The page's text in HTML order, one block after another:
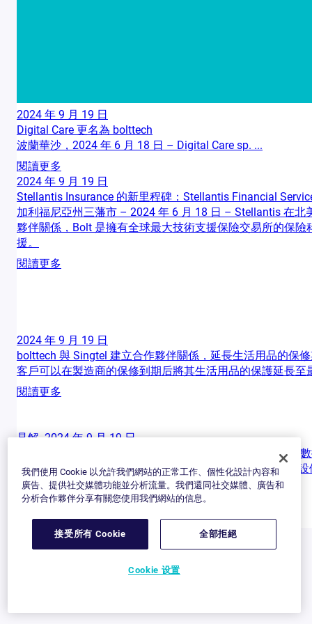
2024 年 9 月 19 日
Digital Care 更名為 bolttech
波蘭華沙，2024 年 6 月 18 日 – Digital Care sp. ...
閱讀更多
2024 年 9 月 19 日
Stellantis Insurance 的新里程碑：Stellantis Financial
加利福尼亞州三藩市 – 2024 年 6 月 18 日 – Stellantis 在
夥伴關係，Bolt 是擁有全球最大技術支援保險交易所的保
援。
閱讀更多
2024 年 9 月 19 日
bolttech 與 Singtel 建立合作夥伴關係，延長生活用品的保
客戶可以在製造商的保修到期后將其生活用品的保護延長至
閱讀更多
見解 2024 年 9 月 19 日
bolttech 出現在 （Re）in Asia 文章中，探討了可穿戴設備
2024 年 8 月 8 日，我們在 （Re）in Asia 的文章《可穿戴設
閱讀更多
我們使用 Cookie 以允許我們網站的正常工作、個性化設計內容和
廣告、提供社交媒體功能並分析流量。我們還同社交媒體、廣告和
分析合作夥伴分享有關您使用我們網站的信息。
接受所有 Cookie 全部拒絕
Cookie 设置